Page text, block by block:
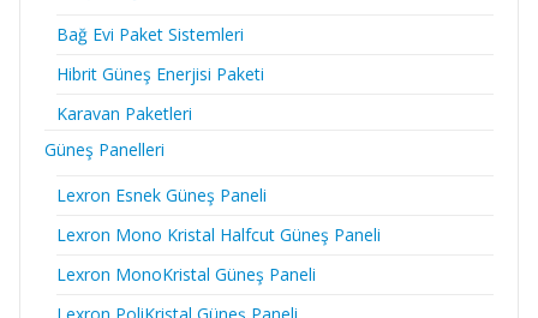
Bağ Evi Paket Sistemleri
Hibrit Güneş Enerjisi Paketi
Karavan Paketleri
Güneş Panelleri
Lexron Esnek Güneş Paneli
Lexron Mono Kristal Halfcut Güneş Paneli
Lexron MonoKristal Güneş Paneli